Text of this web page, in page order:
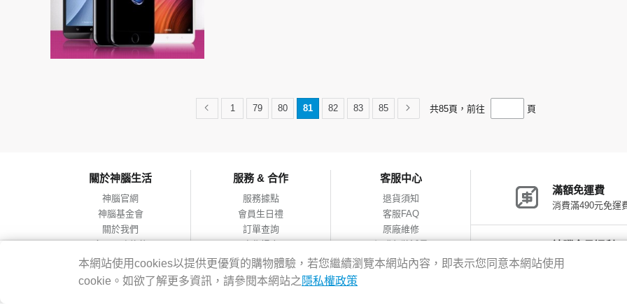
1 79 80 81 82 83 85 共85頁，前往 頁
關於神腦生活
神腦官網
神腦基金會
關於我們
會員服務條款
隱私權政策
網站導覽
服務 & 合作
服務據點
會員生日禮
訂單查詢
合作提案
客服中心
退貨須知
客服FAQ
原廠維修
網購包裝減量
滿額免運費
消費滿490元免運
會員獨享優惠
本網站使用cookies以提供更優質的購物體驗，若您繼續瀏覽本網站內容，即表示您同意本網站使用
cookie。如欲了解更多資訊，請參閱本網站之 隱私權政策